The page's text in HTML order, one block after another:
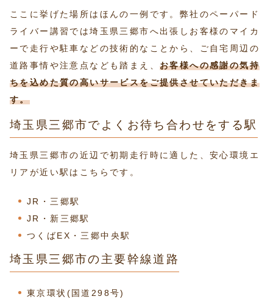
ここに挙げた場所はほんの一例です。弊社のペーパード
ライバー講習では埼玉県三郷市へ出張しお客様のマイカ
ーで走行や駐車などの技術的なことから、ご自宅周辺の
道路事情や注意点なども踏まえ、 お客様への感謝の気持
ちを込めた質の高いサービスをご提供させていただきま
す。
埼玉県三郷市でよくお待ち合わせをする駅
埼玉県三郷市の近辺で初期走行時に適した、安心環境エ
リアが近い駅はこちらです。
JR・三郷駅
JR・新三郷駅
つくばEX・三郷中央駅
埼玉県三郷市の主要幹線道路
東京環状(国道298号)